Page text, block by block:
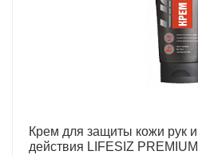
Крем для защиты кожи рук
действия LIFESIZ